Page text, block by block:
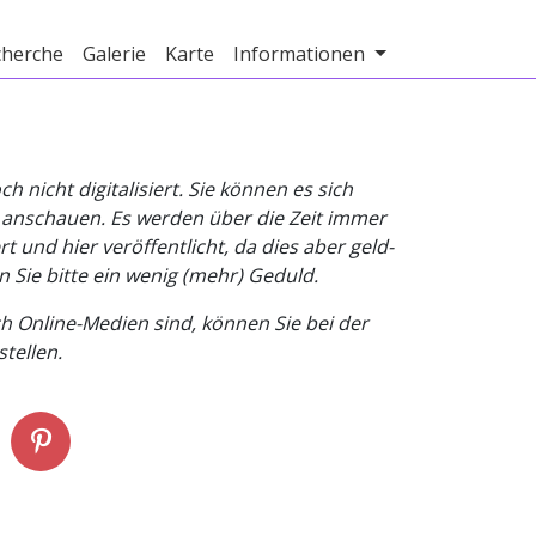
Galerie Karte Informationen
nicht digitalisiert. Sie können es sich
Es werden über die Zeit immer
und hier veröffentlicht, da dies aber geld-
Sie bitte ein wenig (mehr) Geduld.
Online-Medien sind, können Sie bei der